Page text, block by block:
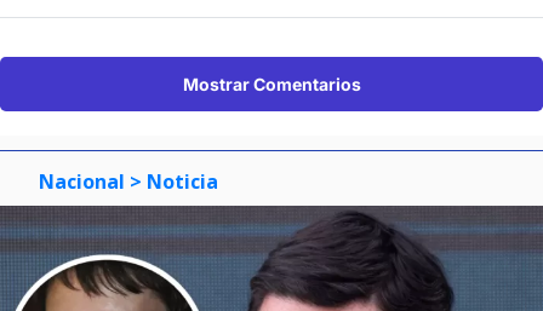
Mostrar Comentarios
Nacional > Noticia